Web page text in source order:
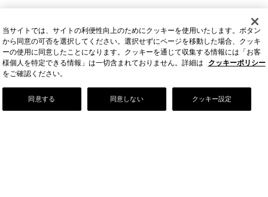
Our Story
当サイトでは、サイトの利便性向上のためにクッキーを使用いたします。ボタン
から同意の可否を選択してください。選択せずにページを移動した場合、クッキ
ーの使用に同意したことになります。クッキーを通じて収集する情報には「お客
様個人を特定できる情報」は一切含まれておりません。詳細は
クッキーポリシー
をご確認ください。
クッキー設定
同意しない
同意する